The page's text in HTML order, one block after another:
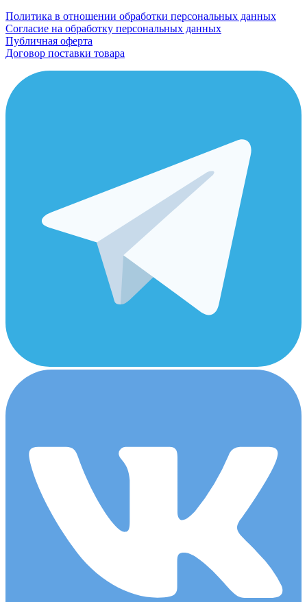
Политика в отношении обработки персональных данных
Согласие на обработку персональных данных
Публичная оферта
Договор поставки товара